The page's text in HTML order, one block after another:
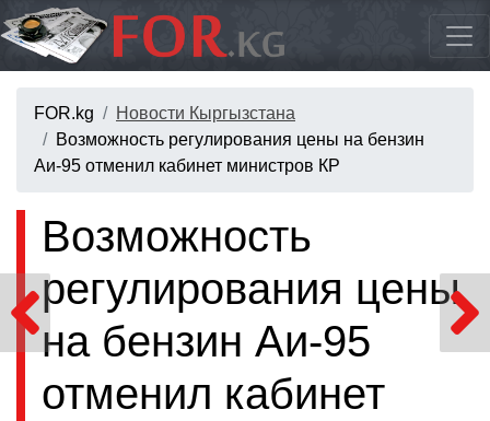
FOR.kg
Новости Кыргызстана
Возможность регулирования цены на бензин
Аи-95 отменил кабинет министров КР
Возможность
регулирования цены
на бензин Аи-95
отменил кабинет